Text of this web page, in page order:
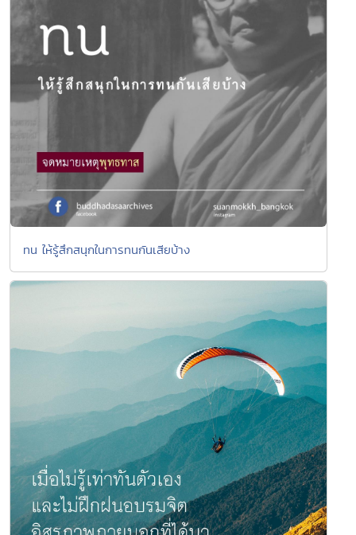
ทน ให้รู้สึกสนุกในการทนกันเสียบ้าง